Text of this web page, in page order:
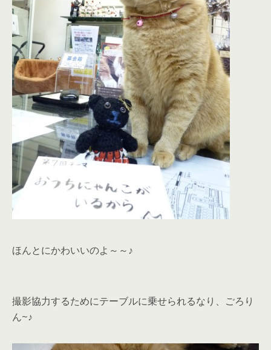
ほんとにかわいいのよ～～♪
撮影協力するためにテーブルに乗せられるなり、ごろり
ん~♪